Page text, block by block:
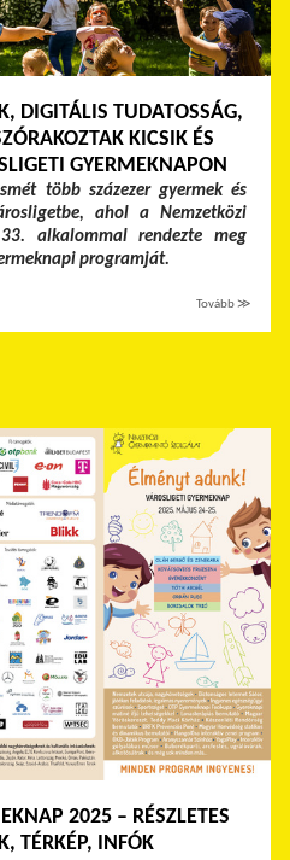
DIGITÁLIS TUDATOSSÁG,
KICSIK ÉS
GYERMEKNAPON
több százezer gyermek és
ahol a Nemzetközi
alkalommal rendezte meg
programját.
Tovább ≫
2025 – RÉSZLETES
TÉRKÉP, INFÓK